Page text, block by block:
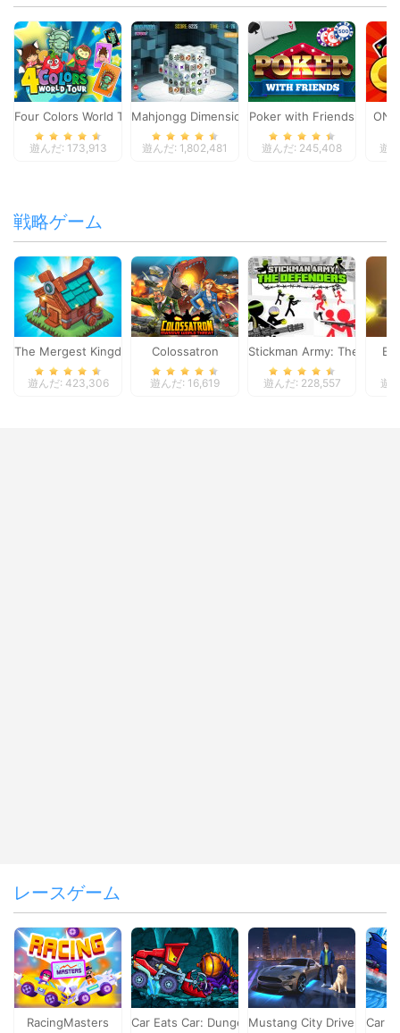
Four Colors World Tour
遊んだ: 173,913
Mahjongg Dimensions
遊んだ: 1,802,481
Poker with Friends
遊んだ: 245,408 遊
戦略ゲーム
The Mergest Kingdom
遊んだ: 423,306
Colossatron
遊んだ: 16,619
Stickman Army: The
遊んだ: 228,557 遊
レースゲーム
RacingMasters Car Eats Car: Dungeon Adventure
Mustang City Driver Car